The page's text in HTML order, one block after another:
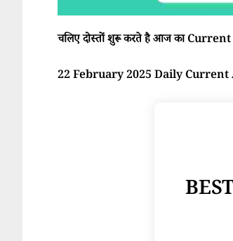
चलिए दोस्तों शुरू करते है आज का
22 February 2025 Daily Current